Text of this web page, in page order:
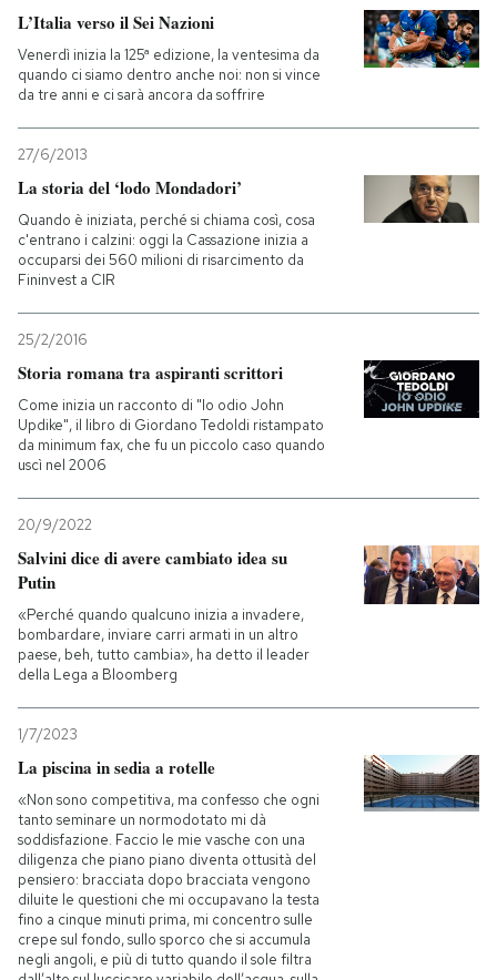
L’Italia verso il Sei Nazioni
Venerdì inizia la 125ª edizione, la ventesima da
quando ci siamo dentro anche noi: non si vince
da tre anni e ci sarà ancora da soffrire
27/6/2013
La storia del ‘lodo Mondadori’
Quando è iniziata, perché si chiama così, cosa
c'entrano i calzini: oggi la Cassazione inizia a
occuparsi dei 560 milioni di risarcimento da
Fininvest a CIR
25/2/2016
Storia romana tra aspiranti scrittori
Come inizia un racconto di "Io odio John
Updike", il libro di Giordano Tedoldi ristampato
da minimum fax, che fu un piccolo caso quando
uscì nel 2006
20/9/2022
Salvini dice di avere cambiato idea su
Putin
«Perché quando qualcuno inizia a invadere,
bombardare, inviare carri armati in un altro
paese, beh, tutto cambia», ha detto il leader
della Lega a Bloomberg
1/7/2023
La piscina in sedia a rotelle
«Non sono competitiva, ma confesso che ogni
tanto seminare un normodotato mi dà
soddisfazione. Faccio le mie vasche con una
diligenza che piano piano diventa ottusità del
pensiero: bracciata dopo bracciata vengono
diluite le questioni che mi occupavano la testa
fino a cinque minuti prima, mi concentro sulle
crepe sul fondo, sullo sporco che si accumula
negli angoli, e più di tutto quando il sole filtra